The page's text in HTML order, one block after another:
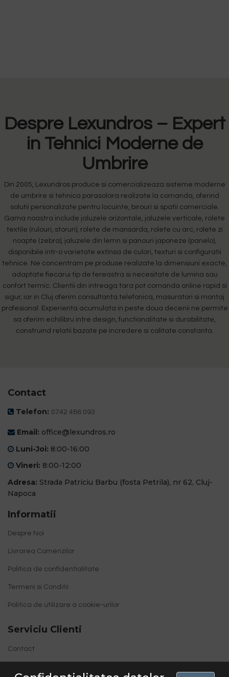
Despre Lexundros – Expert
in Tehnici Moderne de
Umbrire
Din 2005, Lexundros produce si comercializeaza sisteme moderne
de umbrire si tehnica parasolara realizate la comanda, oferind
solutii personalizate pentru locuinte, birouri si spatii comerciale.
Gama noastra include jaluzele orizontale, jaluzele verticale, rolete
textile (rulouri, storuri), rolete de mansarda, rolete cu arc, rolete zi
noapte (zebra), jaluzele din lemn si panouri japoneze (panelo),
disponibile intr-o varietate extinsa de culori, texturi si configuratii
tehnice. Ne concentram pe produse realizate la dimensiuni exacte,
adaptate fiecarui tip de fereastra si necesitate de lumina sau
confort termic. Clientii din intreaga tara pot comanda online rapid si
sigur, iar in Cluj oferim consultanta telefonica, masuratori si montaj
profesional. Experienta acumulata in peste doua decenii ne permite
sa oferim echilibru intre design, functionalitate si durabilitate,
construind relatii bazate pe incredere si calitate constanta.
Contact
Telefon: 0742 486 093
Email: office@lexundros.ro
Luni-Joi: 8:00-16:00
Vineri: 8:00-12:00
Adresa: Strada Patriciu Barbu (fosta Petrila), nr 62, Cluj-
Napoca
Informatii
Despre Noi
Livrarea Comenzilor
Politica de confidentialitate
Termeni si Conditii
Politica de utilizare a cookie-urilor
Serviciu Clienti
Contact